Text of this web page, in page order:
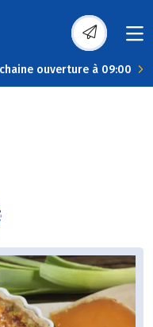
ouverture à 09:00